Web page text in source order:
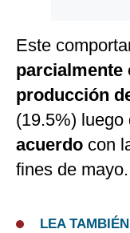
Este
parcialmente
producción
(19.5%) luego
acuerdo con
fines de mayo.
LEA